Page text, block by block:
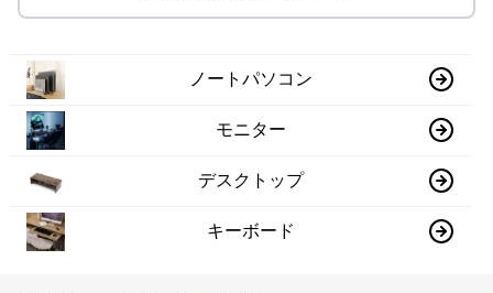
ノートパソコン
モニター
デスクトップ
キーボード